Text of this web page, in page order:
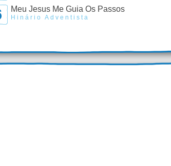
Meu Jesus Me Guia Os Passos
Hinário Adventista